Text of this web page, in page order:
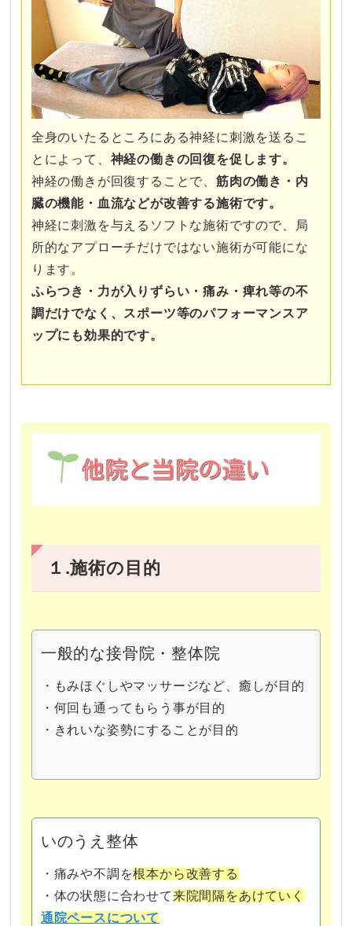
全身のいたるところにある神経に刺激を送るこ
とによって、 神経の働きの回復を促します。
神経の働きが回復することで、 筋肉の働き・内
臓の機能・血流などが改善する施術です。
神経に刺激を与えるソフトな施術ですので、局
所的なアプローチだけではない施術が可能にな
ります。
ふらつき・力が入りずらい・痛み・痺れ等の不
調だけでなく、スポーツ等のパフォーマンスア
ップにも効果的です。
１.施術の目的
一般的な接骨院・整体院
・もみほぐしやマッサージなど、癒しが目的
・何回も通ってもらう事が目的
・きれいな姿勢にすることが目的
いのうえ整体
・ 痛みや不調を根本から改善する
・ 体の状態に合わせて来院間隔をあけていく
通院ペースについて